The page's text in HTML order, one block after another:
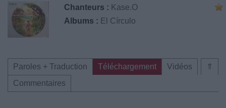
Chanteurs : Kase.O
Albums : El Círculo
⇑
Paroles + Traduction Téléchargement
Vidéos
Commentaires